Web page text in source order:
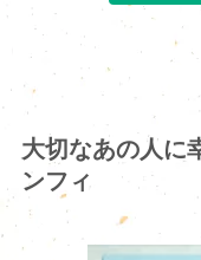
大切なあの人に
ンフィ